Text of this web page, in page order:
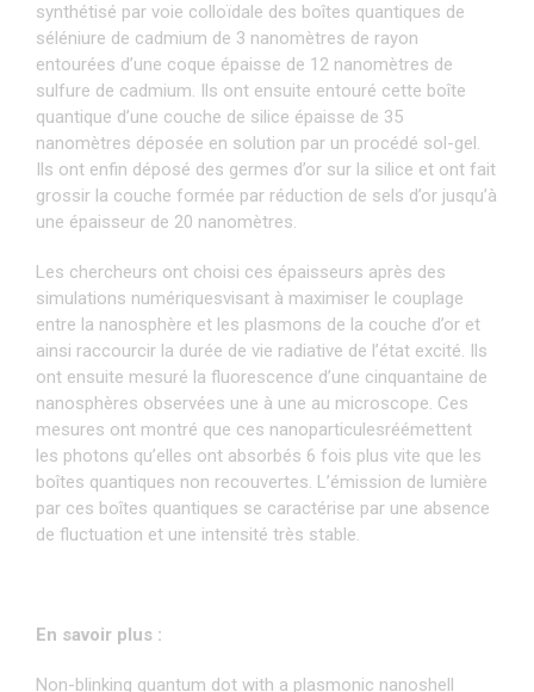
synthétisé par voie colloïdale des boîtes quantiques de
séléniure de cadmium de 3 nanomètres de rayon
entourées d’une coque épaisse de 12 nanomètres de
sulfure de cadmium. Ils ont ensuite entouré cette boîte
quantique d’une couche de silice épaisse de 35
nanomètres déposée en solution par un procédé sol-gel.
Ils ont enfin déposé des germes d’or sur la silice et ont fait
grossir la couche formée par réduction de sels d’or jusqu’à
une épaisseur de 20 nanomètres.
Les chercheurs ont choisi ces épaisseurs après des
simulations numériquesvisant à maximiser le couplage
entre la nanosphère et les plasmons de la couche d’or et
ainsi raccourcir la durée de vie radiative de l’état excité. Ils
ont ensuite mesuré la fluorescence d’une cinquantaine de
nanosphères observées une à une au microscope. Ces
mesures ont montré que ces nanoparticulesréémettent
les photons qu’elles ont absorbés 6 fois plus vite que les
boîtes quantiques non recouvertes. L’émission de lumière
par ces boîtes quantiques se caractérise par une absence
de fluctuation et une intensité très stable.
En savoir plus :
Non-blinking quantum dot with a plasmonic nanoshell